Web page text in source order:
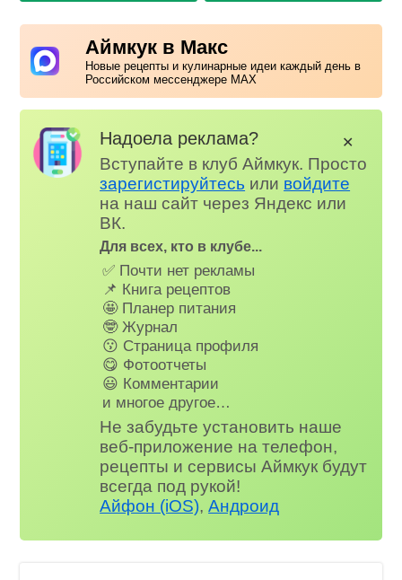
Аймкук в Макс
Новые рецепты и кулинарные идеи каждый день в
Российском мессенджере MAX
Надоела реклама?
Вступайте в клуб Аймкук. Просто
зарегистируйтесь или войдите
на наш сайт через Яндекс или
ВК.
Для всех, кто в клубе...
✅ Почти нет рекламы
📌 Книга рецептов
🤩 Планер питания
🤓 Журнал
😗 Страница профиля
😋 Фотоотчеты
😃 Комментарии
и многое другое…
Не забудьте установить наше
веб-приложение на телефон,
рецепты и сервисы Аймкук будут
всегда под рукой!
Айфон (iOS),Андроид
✕